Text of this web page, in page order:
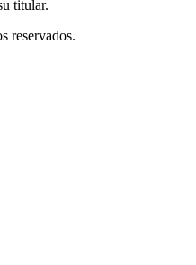
titular.
reservados.